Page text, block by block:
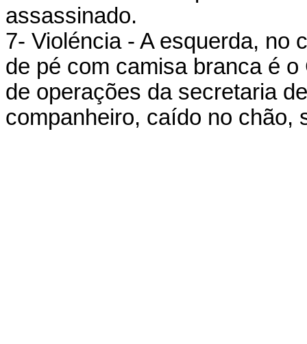
assassinado.
7- Violéncia - A esquerda, no
de pé com camisa branca é
de operações da secretaria
companheiro, caído no chão,